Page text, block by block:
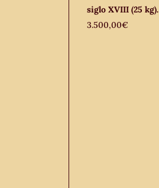
siglo XVIII (25 kg).
3.500,00€